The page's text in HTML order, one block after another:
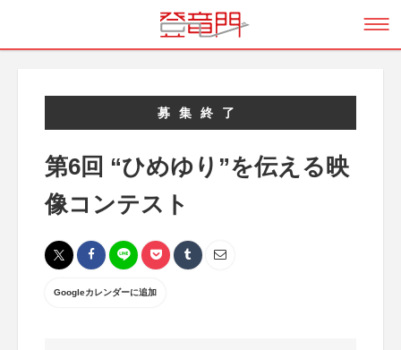
募集終了
第6回 “ひめゆり”を伝える映
像コンテスト
Googleカレンダーに追加